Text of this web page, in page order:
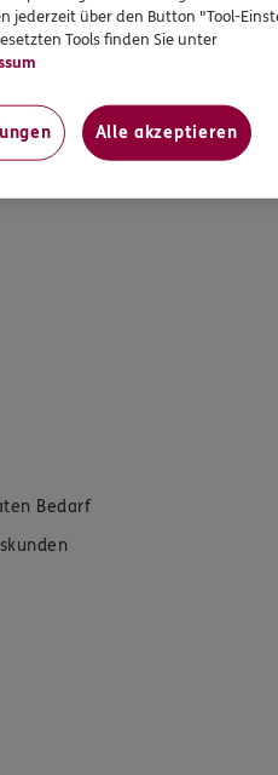
zu meiner
Schutz als Verbraucher
halten mich
an, für die
erhalte ich Provision,
Bedarf
jederzeit über den Button "Tool-
Tools finden Sie unter
Alle akzeptieren